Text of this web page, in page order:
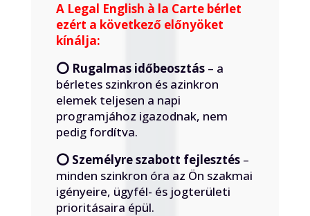
A Legal English à la Carte bérlet
ezért a következő előnyöket
kínálja:
⭕️ Rugalmas időbeosztás– a
bérletes szinkron és azinkron
elemek teljesen a napi
programjához igazodnak, nem
pedig fordítva.
⭕️ Személyre szabott fejlesztés–
minden szinkron óra az Ön szakmai
igényeire, ügyfél- és jogterületi
prioritásaira épül.